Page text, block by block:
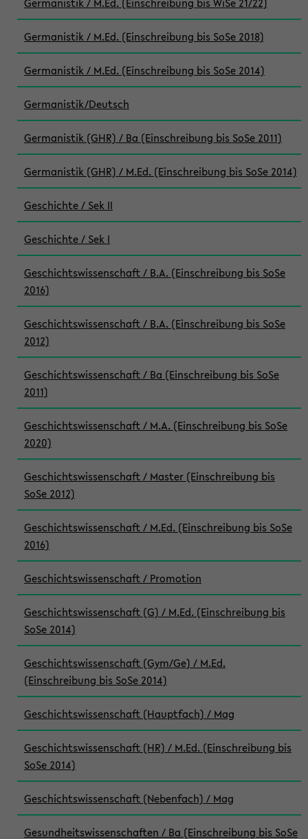
Germanistik / M.Ed. (Einschreibung bis SoSe 2018)
Germanistik / M.Ed. (Einschreibung bis SoSe 2014)
Germanistik/Deutsch
Germanistik (GHR) / Ba (Einschreibung bis SoSe 2011)
Germanistik (GHR) / M.Ed. (Einschreibung bis SoSe 2014)
Geschichte / Sek II
Geschichte / Sek I
Geschichtswissenschaft / B.A. (Einschreibung bis SoSe
2016)
Geschichtswissenschaft / B.A. (Einschreibung bis SoSe
2012)
Geschichtswissenschaft / Ba (Einschreibung bis SoSe
2011)
Geschichtswissenschaft / M.A. (Einschreibung bis SoSe
2020)
Geschichtswissenschaft / Master (Einschreibung bis
SoSe 2012)
Geschichtswissenschaft / M.Ed. (Einschreibung bis SoSe
2016)
Geschichtswissenschaft / Promotion
Geschichtswissenschaft (G) / M.Ed. (Einschreibung bis
SoSe 2014)
Geschichtswissenschaft (Gym/Ge) / M.Ed.
(Einschreibung bis SoSe 2014)
Geschichtswissenschaft (Hauptfach) / Mag
Geschichtswissenschaft (HR) / M.Ed. (Einschreibung bis
SoSe 2014)
Geschichtswissenschaft (Nebenfach) / Mag
Gesundheitswissenschaften / Ba (Einschreibung bis SoSe